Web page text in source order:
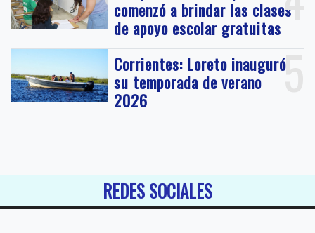
comenzó a brindar las clases
de apoyo escolar gratuitas
5
Corrientes: Loreto inauguró
su temporada de verano
2026
REDES SOCIALES